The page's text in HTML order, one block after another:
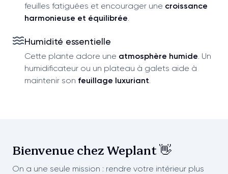
feuilles fatiguées et encourager une croissance
harmonieuse et équilibrée
Humidité essentielle
Cette plante adore une atmosphère humide . Un
humidificateur ou un plateau à galets aide à
maintenir son feuillage luxuriant
Bienvenue chez Weplant 👋
On a une seule mission : rendre votre intérieur plus